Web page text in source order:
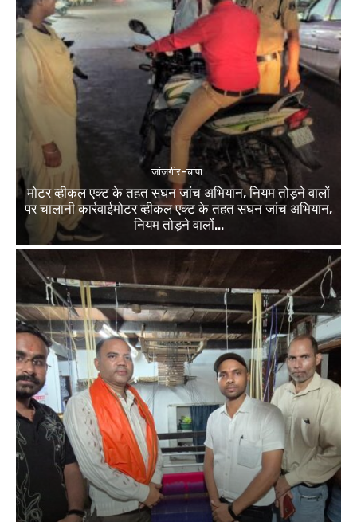
जांजगीर-चांपा
मोटर व्हीकल एक्ट के तहत सघन जांच अभियान, नियम तोड़ने वालों
पर चालानी कार्रवाईमोटर व्हीकल एक्ट के तहत सघन जांच अभियान,
नियम तोड़ने वालों...